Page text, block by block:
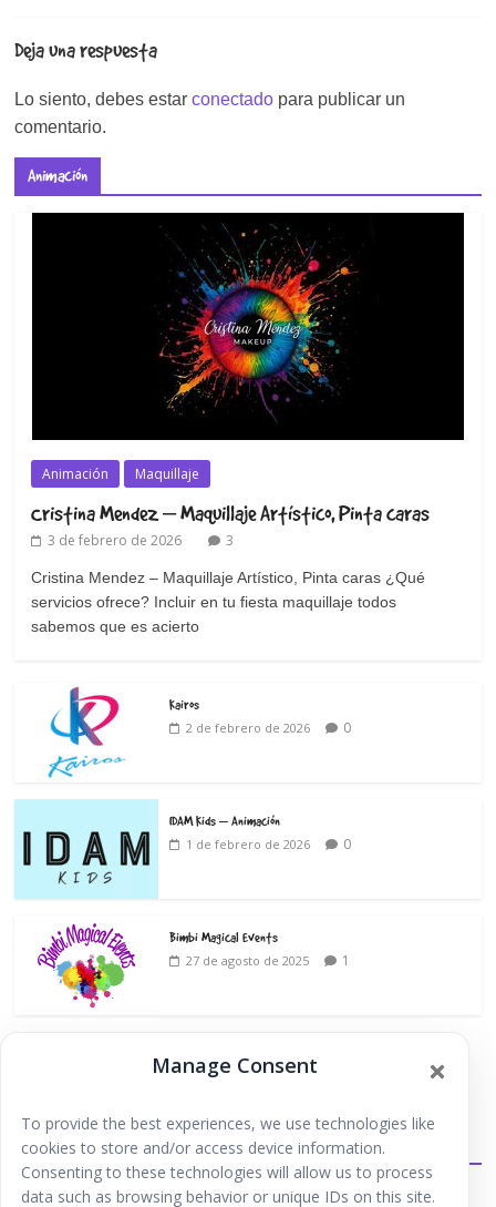
Manage Consent
To provide the best experiences, we use technologies like
cookies to store and/or access device information.
Consenting to these technologies will allow us to process
data such as browsing behavior or unique IDs on this site.
Deja una respuesta
Lo siento, debes estarconectado para publicar un
comentario.
Animación
Animación Maquillaje
Cristina Mendez – Maquillaje Artístico, Pinta caras
3 de febrero de 2026 3
Cristina Mendez – Maquillaje Artístico, Pinta caras ¿Qué
servicios ofrece? Incluir en tu fiesta maquillaje todos
sabemos que es acierto
Kairos
2 de febrero de 2026 0
IDAM Kids – Animación
1 de febrero de 2026 0
Bimbi Magical Events
27 de agosto de 2025 1
Extraescolares